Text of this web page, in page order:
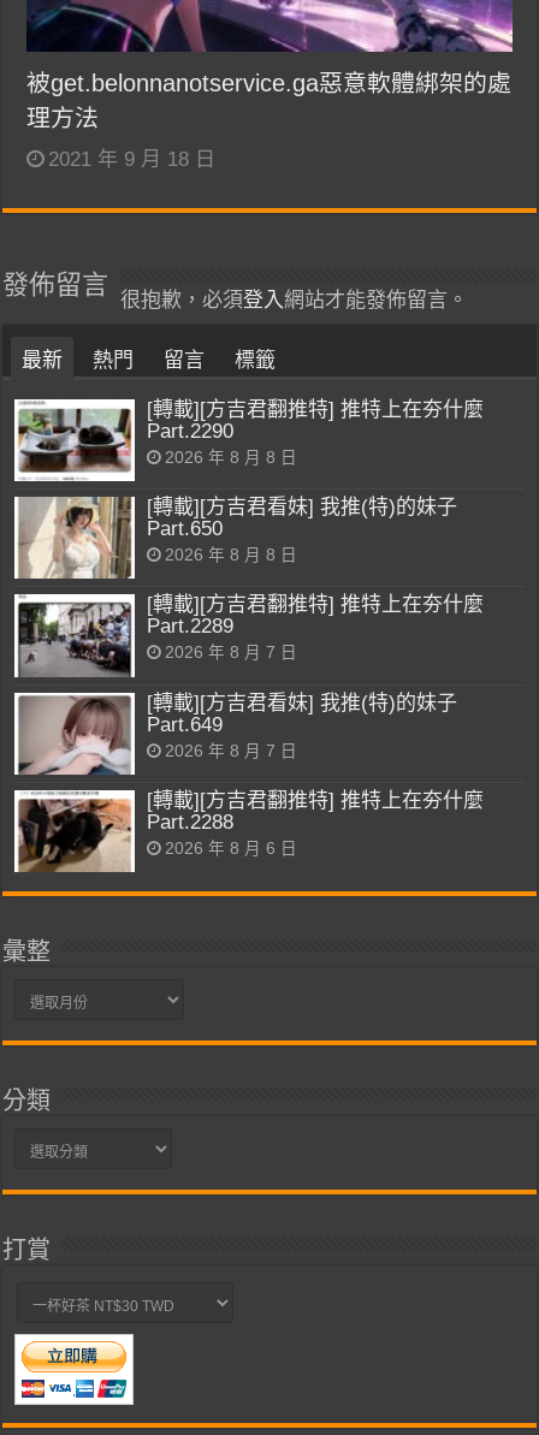
被get.belonnanotservice.ga惡意軟體綁架的處
理方法
2021 年 9 月 18 日
發佈留言
很抱歉，必須登入網站才能發佈留言。
最新 熱門 留言 標籤
[轉載][方吉君翻推特] 推特上在夯什麼
Part.2290
2026 年 8 月 8 日
[轉載][方吉君看妹] 我推(特)的妹子
Part.650
2026 年 8 月 8 日
[轉載][方吉君翻推特] 推特上在夯什麼
Part.2289
2026 年 8 月 7 日
[轉載][方吉君看妹] 我推(特)的妹子
Part.649
2026 年 8 月 7 日
[轉載][方吉君翻推特] 推特上在夯什麼
Part.2288
2026 年 8 月 6 日
彙整
彙
分類
分
打賞